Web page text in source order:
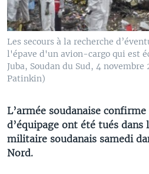
Les secours à la recherche
l'épave d'un avion-cargo qui est
Juba, Soudan du Sud, 4 novembre
Patinkin)
L’armée soudanaise
d’équipage ont été tués dans
militaire soudanais samedi
Nord.